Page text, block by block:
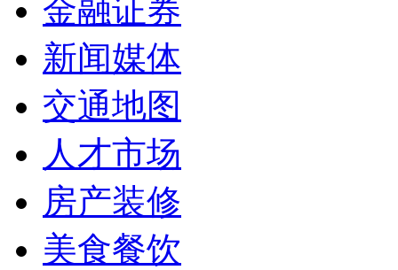
金融证券
新闻媒体
交通地图
人才市场
房产装修
美食餐饮